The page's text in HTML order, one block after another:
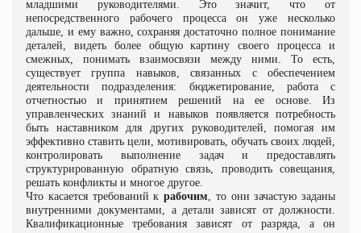
младшими руководителями. Это значит, что от
непосредственного рабочего процесса он уже несколько
дальше, и ему важно, сохраняя достаточно полное понимание
деталей, видеть более общую картину своего процесса и
смежных, понимать взаимосвязи между ними. То есть,
существует группа навыков, связанных с обеспечением
деятельности подразделения: бюджетирование, работа с
отчетностью и принятием решений на ее основе. Из
управленческих знаний и навыков появляется потребность
быть наставником для других руководителей, помогая им
эффективно ставить цели, мотивировать, обучать своих людей,
контролировать выполнение задач и предоставлять
структурированную обратную связь, проводить совещания,
решать конфликты и многое другое.
Что касается требований к рабочим , то они зачастую заданы
внутренними документами, а детали зависят от должности.
Квалификационные требования зависят от разряда, а он